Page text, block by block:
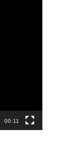
00:11